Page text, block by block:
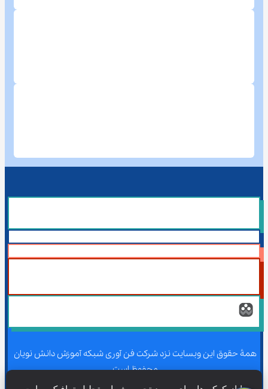
همۀ حقوق این وبسایت نزد شرکت فن آوری شبکه آموزش دانش نویان
محفوظ است.